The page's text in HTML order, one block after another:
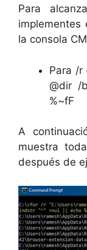
Para
implementes
la consola
Para /r
@dir /
%~fF
A
muestra
después de